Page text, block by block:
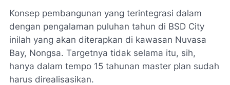
Konsep pembangunan yang terintegrasi dalam
dengan pengalaman puluhan tahun di BSD City
inilah yang akan diterapkan di kawasan Nuvasa
Bay, Nongsa. Targetnya tidak selama itu, sih,
hanya dalam tempo 15 tahunan master plan sudah
harus direalisasikan.